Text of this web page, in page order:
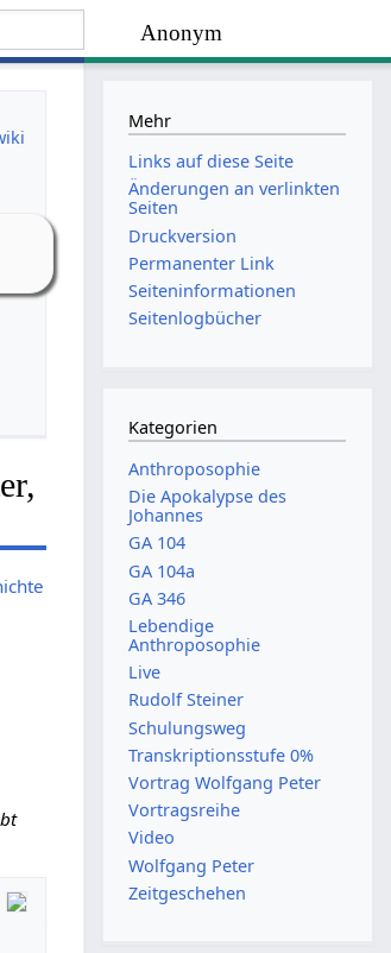
Anonym
Mehr
Links auf diese Seite
Änderungen an verlinkten
Seiten
Druckversion
Permanenter Link
Seiten­­informationen
Seitenlogbücher
Kategorien
Anthroposophie
Die Apokalypse des
Johannes
GA 104
GA 104a
GA 346
Lebendige
Anthroposophie
Live
Rudolf Steiner
Schulungsweg
Transkriptionsstufe 0%
Vortrag Wolfgang Peter
Vortragsreihe
Video
Wolfgang Peter
Zeitgeschehen